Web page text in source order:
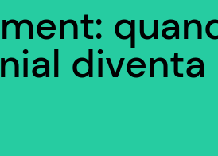
diventa